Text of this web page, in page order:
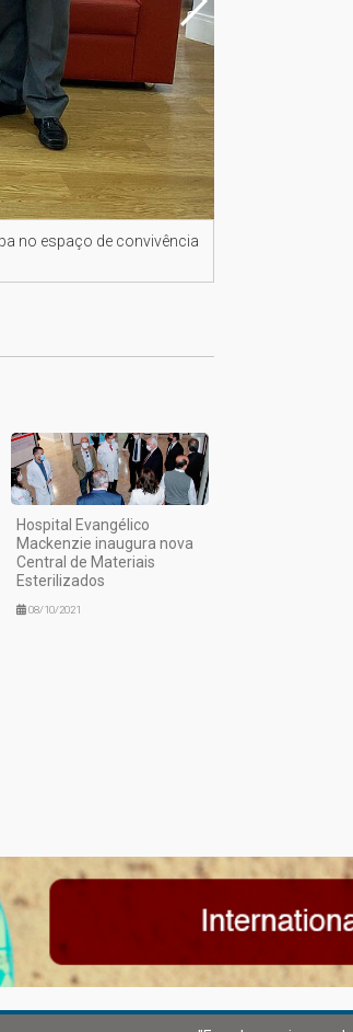
no espaço de convivência
Hospital Evangélico
Mackenzie inaugura nova
Central de Materiais
Esterilizados
08/10/2021